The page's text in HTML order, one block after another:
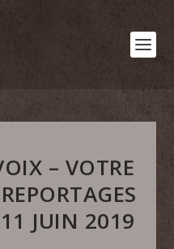
– VOTRE
JUIN 2019